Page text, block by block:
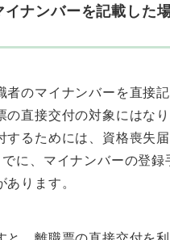
ナンバーを記載した
者のマイナンバーを直接
直接交付の対象にはなり
するためには、資格喪失
に、マイナンバーの登録
ります。